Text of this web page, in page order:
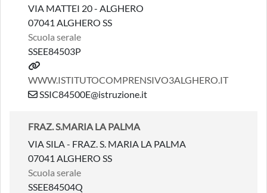
VIA MATTEI 20 - ALGHERO
07041 ALGHERO SS
Scuola serale
SSEE84503P
WWW.ISTITUTOCOMPRENSIVO3ALGHERO.IT
SSIC84500E@istruzione.it
FRAZ. S.MARIA LA PALMA
VIA SILA - FRAZ. S. MARIA LA PALMA
07041 ALGHERO SS
Scuola serale
SSEE84504Q